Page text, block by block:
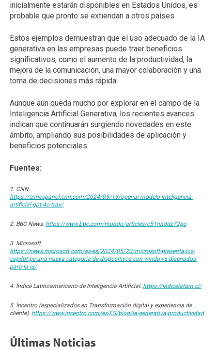
inicialmente estarán disponibles en Estados Unidos, es
probable que pronto se extiendan a otros países.
Estos ejemplos demuestran que el uso adecuado de la IA
generativa en las empresas puede traer beneficios
significativos, como el aumento de la productividad, la
mejora de la comunicación, una mayor colaboración y una
toma de decisiones más rápida.
Aunque aún queda mucho por explorar en el campo de la
Inteligencia Artificial Generativa, los recientes avances
indican que continuarán surgiendo novedades en este
ámbito, ampliando sus posibilidades de aplicación y
beneficios potenciales.
Fuentes:
1. CNN.
https://cnnespanol.cnn.com/2024/05/13/openai-modelo-inteligencia-
artificial-gpt-4o-trax/
2. BBC News. https://www.bbc.com/mundo/articles/c51nnddz72go
3. Microsoft.
https://news.microsoft.com/es-es/2024/05/20/microsoft-presenta-los-
copilot-pc-una-nueva-categoria-de-dispositivos-con-windows-disenados-
para-la-ia/
4. Índice Latinoamericano de Inteligencia Artificial. https://indicelatam.cl/
5. Incentro (especializados en Transformación digital y experiencia de
cliente). https://www.incentro.com/es-ES/blog/ia-generativa-productividad
Últimas Noticias